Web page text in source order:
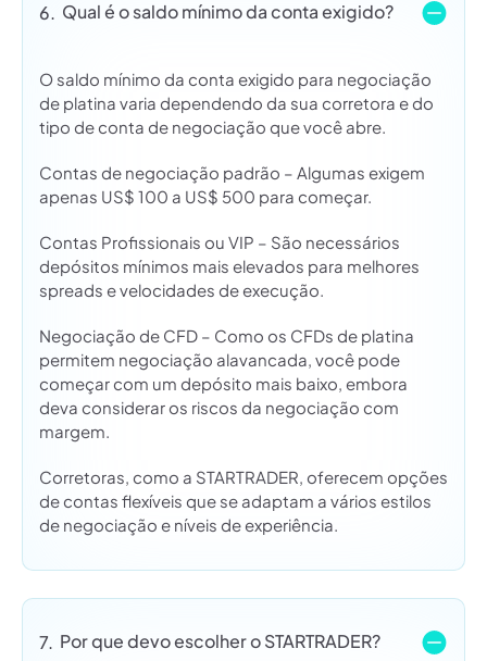
6. Qual é o saldo mínimo da conta exigido?
O saldo mínimo da conta exigido para negociação
de platina varia dependendo da sua corretora e do
tipo de conta de negociação que você abre.
Contas de negociação padrão – Algumas exigem
apenas US$ 100 a US$ 500 para começar.
Contas Profissionais ou VIP – São necessários
depósitos mínimos mais elevados para melhores
spreads e velocidades de execução.
Negociação de CFD – Como os CFDs de platina
permitem negociação alavancada, você pode
começar com um depósito mais baixo, embora
deva considerar os riscos da negociação com
margem.
Corretoras, como a STARTRADER, oferecem opções
de contas flexíveis que se adaptam a vários estilos
de negociação e níveis de experiência.
7. Por que devo escolher o STARTRADER?